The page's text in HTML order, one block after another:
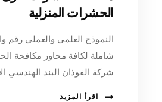
الحشرات المنزلية
النموذج العلمي والعملي رقم
شاملة لكافة محاور مكافحة
شركة الفوذان البند الهندسي
اقرأ المزيد